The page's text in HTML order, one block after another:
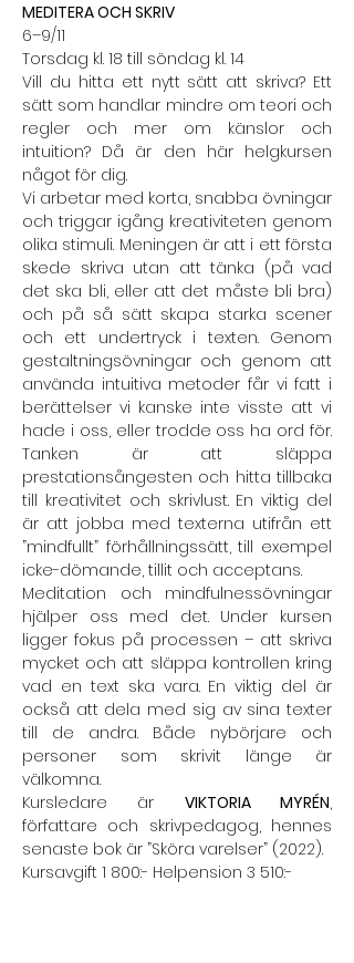
MEDITERA OCH SKRIV
6–9/11
Torsdag kl. 18 till söndag kl. 14
Vill du hitta ett nytt sätt att skriva? Ett
sätt som handlar mindre om teori och
regler och mer om känslor och
intuition? Då är den här helgkursen
något för dig.
Vi arbetar med korta, snabba övningar
och triggar igång kreativiteten genom
olika stimuli. Meningen är att i ett första
skede skriva utan att tänka (på vad
det ska bli, eller att det måste bli bra)
och på så sätt skapa starka scener
och ett undertryck i texten. Genom
gestaltningsövningar och genom att
använda intuitiva metoder får vi fatt i
berättelser vi kanske inte visste att vi
hade i oss, eller trodde oss ha ord för.
Tanken är att släppa
prestationsångesten och hitta tillbaka
till kreativitet och skrivlust. En viktig del
är att jobba med texterna utifrån ett
”mindfullt” förhållningssätt, till exempel
icke-dömande, tillit och acceptans.
Meditation och mindfulnessövningar
hjälper oss med det. Under kursen
ligger fokus på processen – att skriva
mycket och att släppa kontrollen kring
vad en text ska vara. En viktig del är
också att dela med sig av sina texter
till de andra. Både nybörjare och
personer som skrivit länge är
välkomna.
Kursledare är VIKTORIA MYRÉN,
författare och skrivpedagog, hennes
senaste bok är ”Sköra varelser” (2022).
Kursavgift 1 800:- Helpension 3 510:-